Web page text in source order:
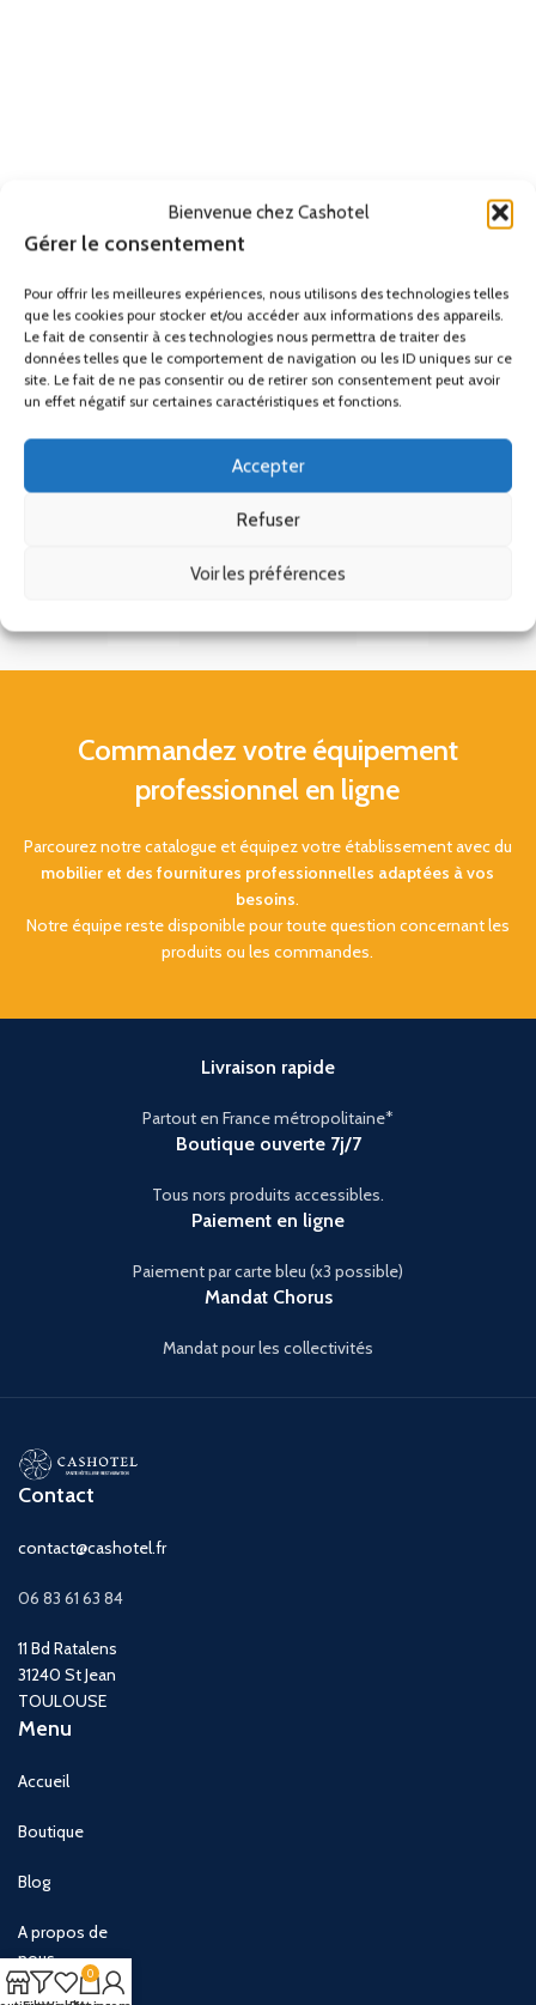
Bienvenue chez Cashotel
Gérer le consentement
Pour offrir les meilleures expériences, nous utilisons des technologies telles
que les cookies pour stocker et/ou accéder aux informations des appareils.
Le fait de consentir à ces technologies nous permettra de traiter des
données telles que le comportement de navigation ou les ID uniques sur ce
site. Le fait de ne pas consentir ou de retirer son consentement peut avoir
un effet négatif sur certaines caractéristiques et fonctions.
Accepter
Refuser
Voir les préférences
Commandez votre équipement
professionnel en ligne
Parcourez notre catalogue et équipez votre établissement avec du
mobilier et des fournitures professionnelles adaptées à vos
besoins.
Notre équipe reste disponible pour toute question concernant les
produits ou les commandes.
Livraison rapide
Partout en France métropolitaine*
Boutique ouverte 7j/7
Tous nors produits accessibles.
Paiement en ligne
Paiement par carte bleu (x3 possible)
Mandat Chorus
Mandat pour les collectivités
Contact
contact@cashotel.fr
06 83 61 63 84
11 Bd Ratalens
31240 St Jean
TOULOUSE
Menu
Accueil
Boutique
Blog
A propos de
nous
0